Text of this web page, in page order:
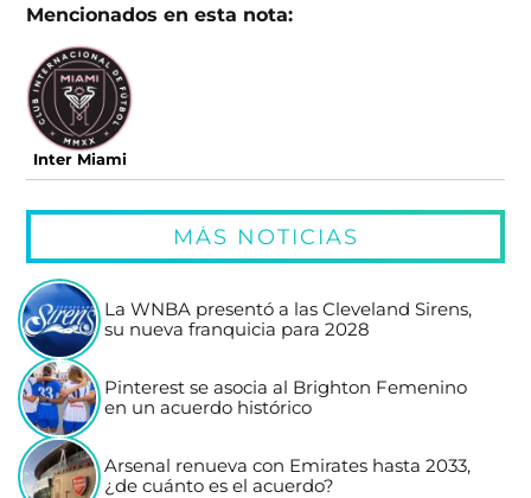
Mencionados en esta nota:
Inter Miami
MÁS NOTICIAS
La WNBA presentó a las Cleveland Sirens,
su nueva franquicia para 2028
Pinterest se asocia al Brighton Femenino
en un acuerdo histórico
Arsenal renueva con Emirates hasta 2033,
¿de cuánto es el acuerdo?